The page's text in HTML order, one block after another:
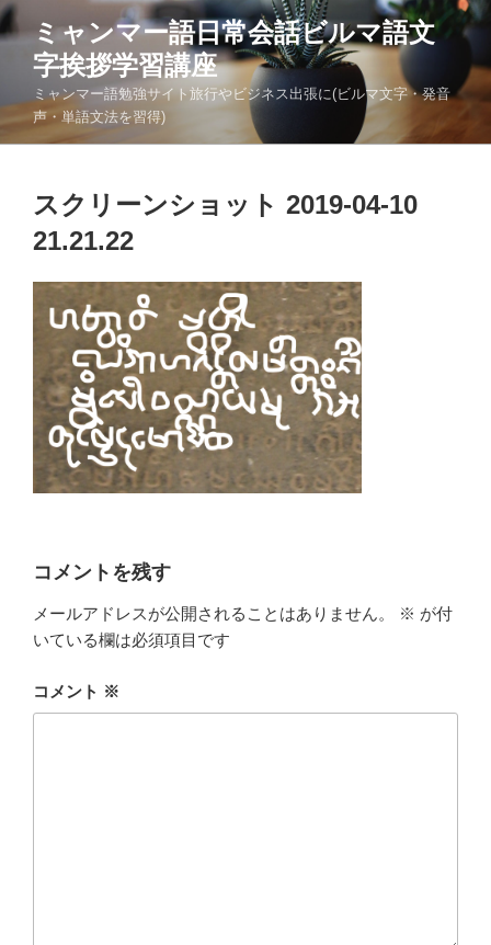
コ
ン
へ
ミャンマー語日常会話ビルマ語文
字挨拶学習講座
ミャンマー語勉強サイト旅行やビジネス出張に(ビルマ文字・発音
声・単語文法を習得)
スクリーンショット 2019-04-10
21.21.22
コメントを残す
メールアドレスが公開されることはありません。 ※ が付
いている欄は必須項目です
コメント ※